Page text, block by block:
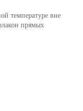
температуре вне
прямых